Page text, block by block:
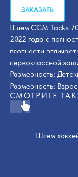
ЗАКАЗАТЬ
Шлем CCM Tacks
2022 года с
плотности
первоклассной
Размерность:
Размерность:
СМОТРИТЕ
Шлем